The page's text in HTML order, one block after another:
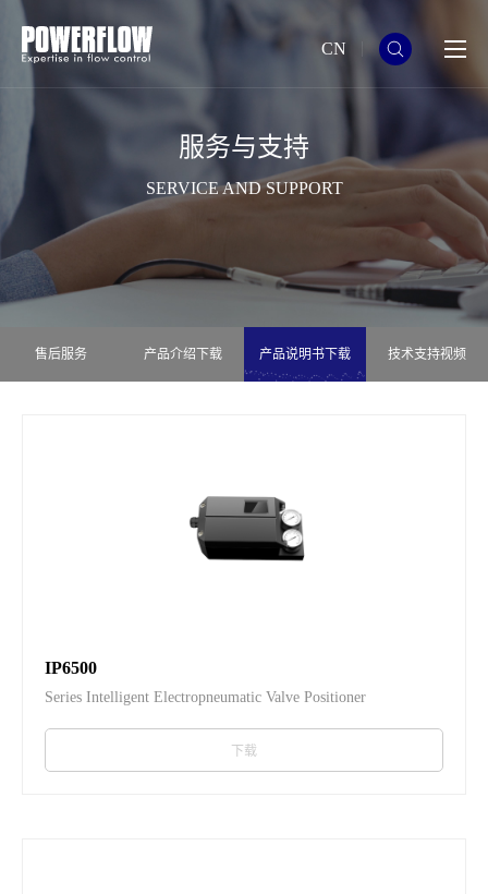
CN
服务与支持
SERVICE AND SUPPORT
售后服务 产品介绍下载 产品说明书下载 技术支持视频
IP6500
Series Intelligent Electropneumatic Valve Positioner
下载